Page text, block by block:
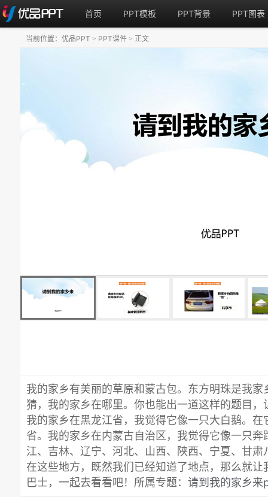
首页 PPT模板 PPT背景 PPT图表
我的家乡有美丽的草原和蒙古包。东方明珠是我
猜，我的家乡在哪里。你也能出一道这样的题目
我的家乡在黑龙江省，我觉得它像一只大白鹅。
省。我的家乡在内蒙古自治区，我觉得它像一只
江、吉林、辽宁、河北、山西、陕西、宁夏、甘
在这些地方，既然我们已经知道了地点，那么就
巴士，一起去看看吧！所属专题： 请到我的家乡来
当前位置： 优品PPT > PPT课件 > 正文